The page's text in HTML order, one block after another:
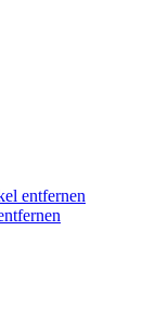
entfernen